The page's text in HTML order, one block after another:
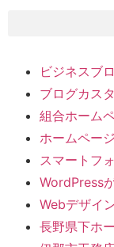
ビジネスブ
ブログカス
組合ホーム
ホームペー
スマートフ
WordPress
Webデザイ
長野県下ホ